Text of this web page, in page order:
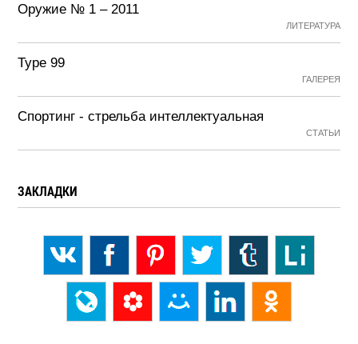
Оружие № 1 – 2011
ЛИТЕРАТУРА
Type 99
ГАЛЕРЕЯ
Спортинг - стрельба интеллектуальная
СТАТЬИ
ЗАКЛАДКИ